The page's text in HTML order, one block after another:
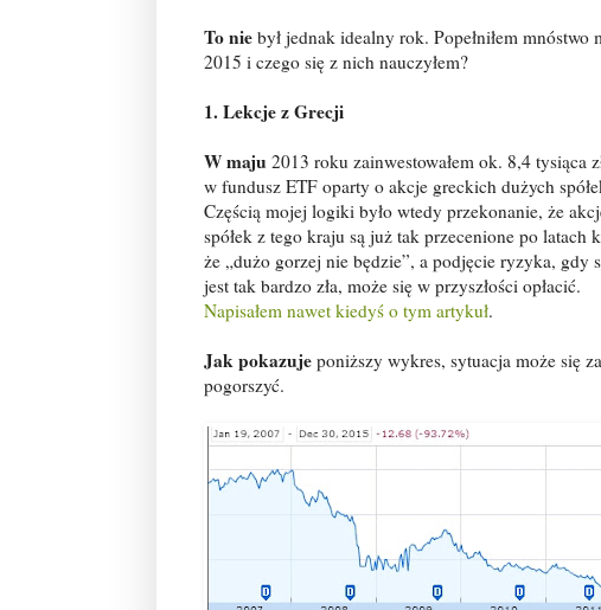
To nie był jednak idealny rok. Popełniłem mnóstwo
2015 i czego się z nich nauczyłem?
1. Lekcje z Grecji
W maju 2013 roku zainwestowałem ok. 8,4 tysiąca
w fundusz ETF oparty o akcje greckich dużych
Częścią mojej logiki było wtedy przekonanie, że
spółek z tego kraju są już tak przecenione po latach
że „dużo gorzej nie będzie”, a podjęcie ryzyka, gdy
jest tak bardzo zła, może się w przyszłości opłacić.
Napisałem nawet kiedyś o tym artykuł.
Jak pokazuje poniższy wykres, sytuacja może się
pogorszyć.